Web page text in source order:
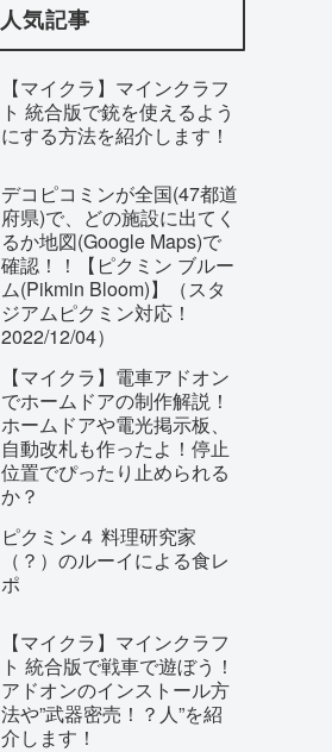
人気記事
【マイクラ】マインクラフ
ト 統合版で銃を使えるよう
にする方法を紹介します！
デコピコミンが全国(47都道
府県)で、どの施設に出てく
るか地図(Google Maps)で
確認！！【ピクミン ブルー
ム(Pikmin Bloom)】（スタ
ジアムピクミン対応！
2022/12/04）
【マイクラ】電車アドオン
でホームドアの制作解説！
ホームドアや電光掲示板、
自動改札も作ったよ！停止
位置でぴったり止められる
か？
ピクミン４ 料理研究家
（？）のルーイによる食レ
ポ
【マイクラ】マインクラフ
ト 統合版で戦車で遊ぼう！
アドオンのインストール方
法や”武器密売！？人”を紹
介します！